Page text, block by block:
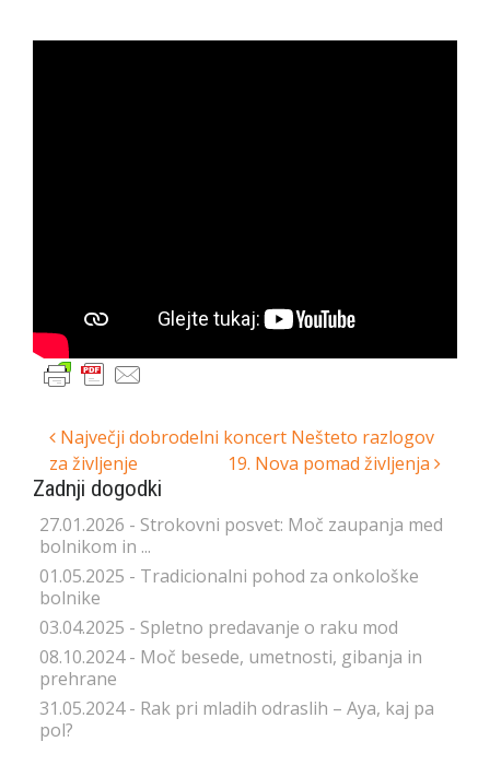
Post
navigation
Največji dobrodelni koncert Nešteto razlogov
za življenje
19. Nova pomad življenja
Zadnji dogodki
27.01.2026 - Strokovni posvet: Moč zaupanja med
bolnikom in ...
01.05.2025 - Tradicionalni pohod za onkološke
bolnike
03.04.2025 - Spletno predavanje o raku mod
08.10.2024 - Moč besede, umetnosti, gibanja in
prehrane
31.05.2024 - Rak pri mladih odraslih – Aya, kaj pa
pol?